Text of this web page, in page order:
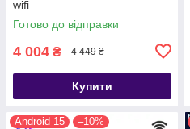
wifi
Готово до відправки
4 004 ₴ 4 449 ₴
Купити
Android 15
–10%